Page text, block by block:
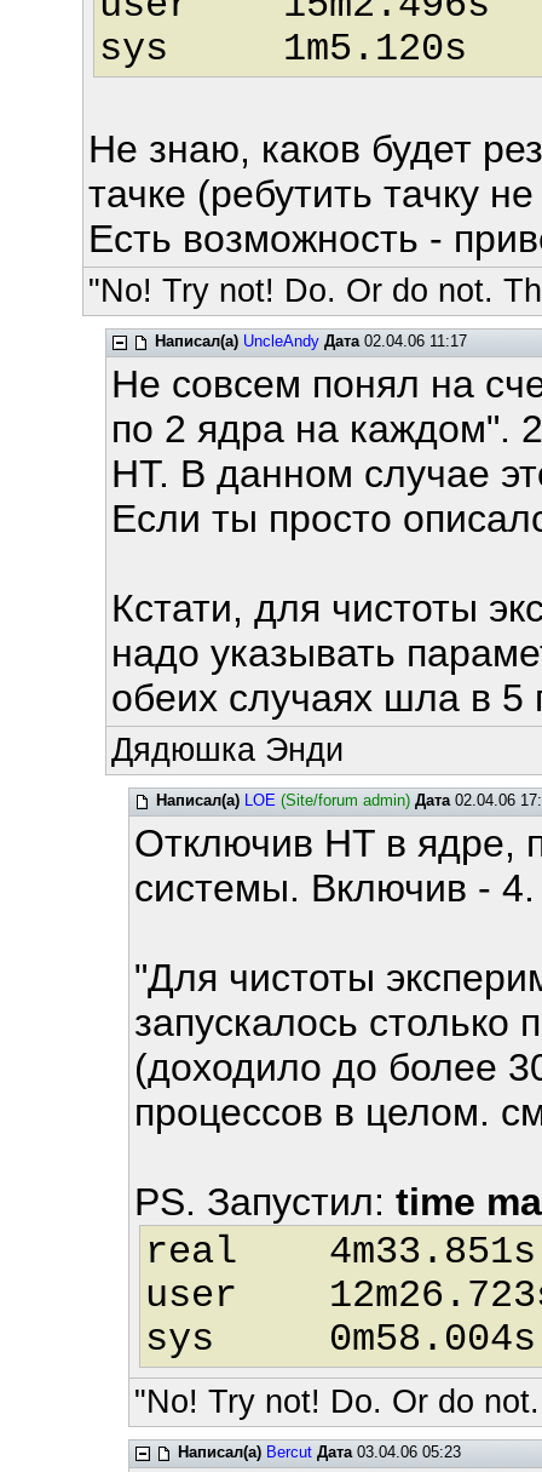
sys 1m5.120s
Не знаю, каков будет
тачке (ребутить тачку
Есть возможность -
"No! Try not! Do. Or do not.
Написал(а) UncleAndy Дата02.04.06 11:17
Не совсем понял на
по 2 ядра на каждом".
HT. В данном случае
Если ты просто
Кстати, для чистоты
надо указывать
обеих случаях шла в 5
Дядюшка Энди
Написал(а) LOE (Site/forum admin) Дата02.04.06
Отключив HT в ядре,
системы. Включив - 4.
"Для чистоты
запускалось столько
(доходило до более
процессов в целом.
PS. Запустил: time
real 4m33.851s
user
sys 0m58.004s
"No! Try not! Do. Or do
Написал(а) Bercut Дата03.04.06 05:23